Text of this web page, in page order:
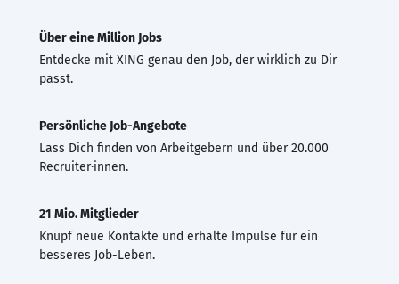
Über eine Million Jobs
Entdecke mit XING genau den Job, der wirklich zu Dir
passt.
Persönliche Job-Angebote
Lass Dich finden von Arbeitgebern und über 20.000
Recruiter·innen.
21 Mio. Mitglieder
Knüpf neue Kontakte und erhalte Impulse für ein
besseres Job-Leben.